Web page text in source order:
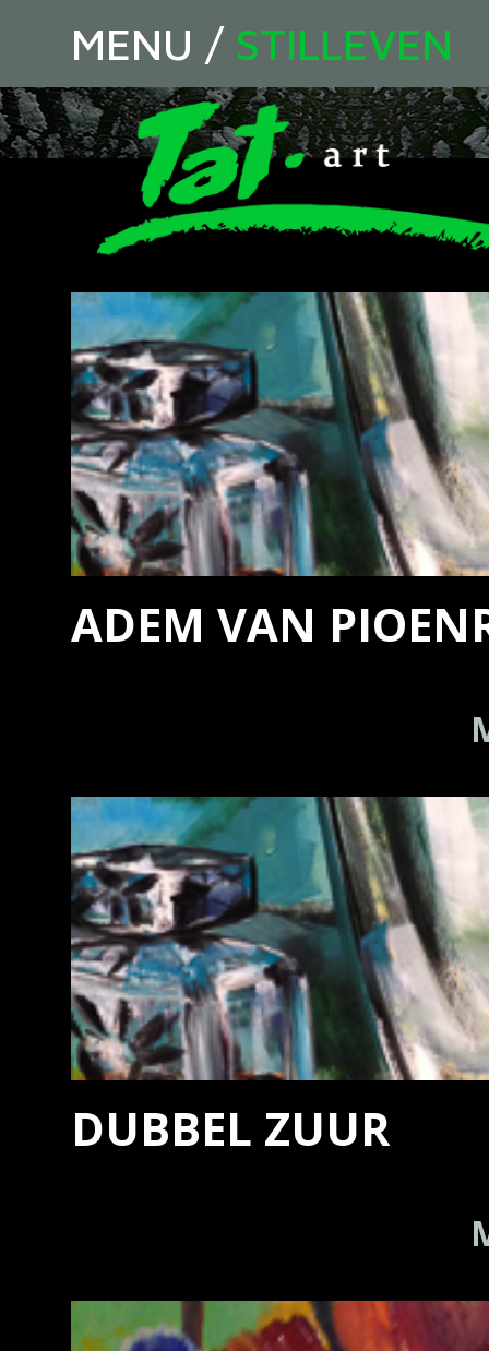
MENU / STILLEVEN
ADEM VAN
DUBBEL ZUUR